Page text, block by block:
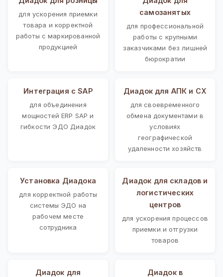
для ускорения приемки
товара и корректной
работы с маркированной
продукцией
самозанятых
для профессиональной
работы с крупными
заказчиками без лишней
бюрократии
Интеграция с SAP
для объединения
мощностей ERP SAP и
гибкости ЭДО Диадок
Диадок для АПК и СХ
для своевременного
обмена документами в
условиях
географической
удаленности хозяйств
Установка Диадока
для корректной работы
системы ЭДО на
рабочем месте
сотрудника
Диадок для складов и
логистических
центров
для ускорения процессов
приемки и отгрузки
товаров
Диадок для
Диадок в